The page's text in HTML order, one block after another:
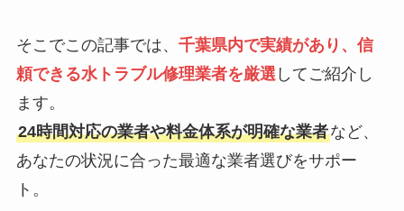
そこでこの記事では、 千葉県内で実績があり、信
頼できる水トラブル修理業者を厳選してご紹介し
ます。
24時間対応の業者や料金体系が明確な業者など、
あなたの状況に合った最適な業者選びをサポー
ト。